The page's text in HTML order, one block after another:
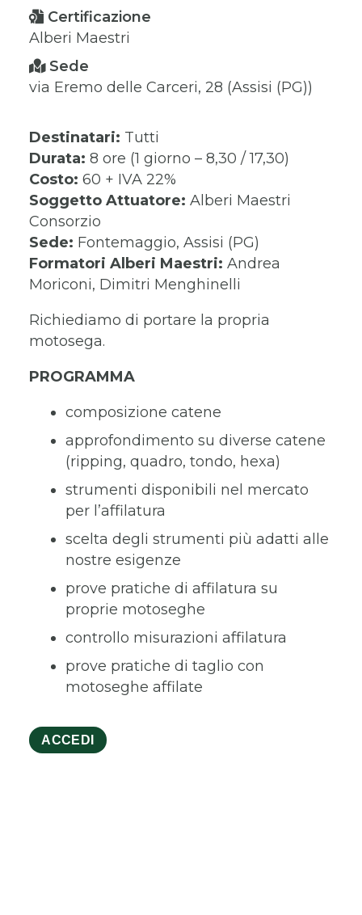
Destinatari: Tutti
Durata: 8 ore (1 giorno – 8,30 / 17,30)
Costo: 60 + IVA 22%
Soggetto Attuatore: Alberi Maestri
Consorzio
Sede: Fontemaggio, Assisi (PG)
Formatori Alberi Maestri: Andrea
Moriconi, Dimitri Menghinelli
Richiediamo di portare la propria
motosega.
PROGRAMMA
composizione catene
approfondimento su diverse catene
(ripping, quadro, tondo, hexa)
strumenti disponibili nel mercato
per l’affilatura
scelta degli strumenti più adatti alle
nostre esigenze
prove pratiche di affilatura su
proprie motoseghe
controllo misurazioni affilatura
prove pratiche di taglio con
motoseghe affilate
ACCEDI
Certificazione
Alberi Maestri
Sede
via Eremo delle Carceri, 28 (Assisi (PG))